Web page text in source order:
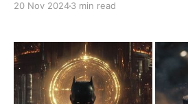
例的精准把控，无论是建筑的透视
进，还是人物动态构图，都体现出
阴影的微妙处理也是该画风的一大
著的单色调（如金色、深棕色和橙
20 Nov 20243 min read